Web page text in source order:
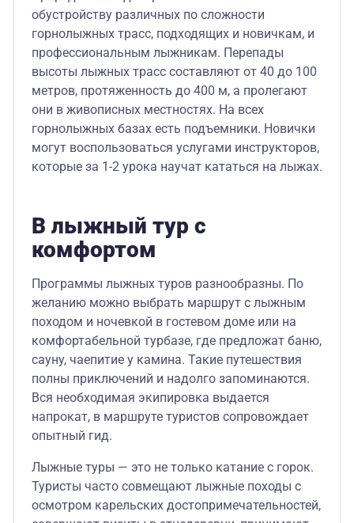
обустройству различных по сложности
горнолыжных трасс, подходящих и новичкам, и
профессиональным лыжникам. Перепады
высоты лыжных трасс составляют от 40 до 100
метров, протяженность до 400 м, а пролегают
они в живописных местностях. На всех
горнолыжных базах есть подъемники. Новички
могут воспользоваться услугами инструкторов,
которые за 1-2 урока научат кататься на лыжах.
В лыжный тур с
комфортом
Программы лыжных туров разнообразны. По
желанию можно выбрать маршрут с лыжным
походом и ночевкой в гостевом доме или на
комфортабельной турбазе, где предложат баню,
сауну, чаепитие у камина. Такие путешествия
полны приключений и надолго запоминаются.
Вся необходимая экипировка выдается
напрокат, в маршруте туристов сопровождает
опытный гид.
Лыжные туры — это не только катание с горок.
Туристы часто совмещают лыжные походы с
осмотром карельских достопримечательностей,